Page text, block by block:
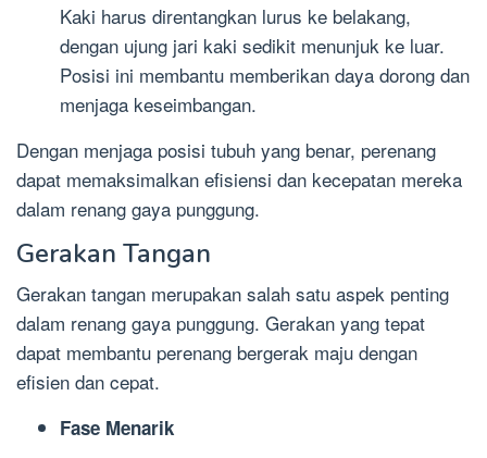
Kaki harus direntangkan lurus ke belakang,
dengan ujung jari kaki sedikit menunjuk ke luar.
Posisi ini membantu memberikan daya dorong dan
menjaga keseimbangan.
Dengan menjaga posisi tubuh yang benar, perenang
dapat memaksimalkan efisiensi dan kecepatan mereka
dalam renang gaya punggung.
Gerakan Tangan
Gerakan tangan merupakan salah satu aspek penting
dalam renang gaya punggung. Gerakan yang tepat
dapat membantu perenang bergerak maju dengan
efisien dan cepat.
Fase Menarik